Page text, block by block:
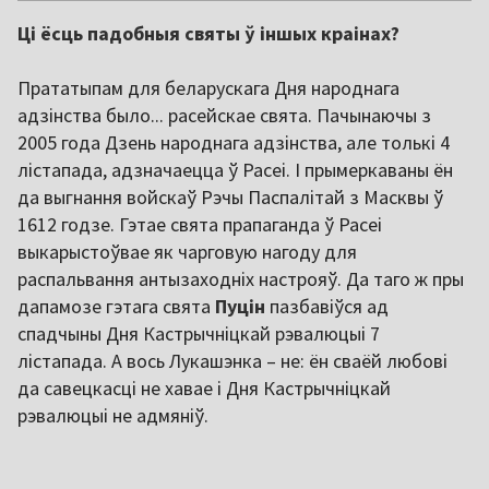
Ці ёсць падобныя святы ў іншых краінах?
Прататыпам для беларускага Дня народнага
адзінства было... расейскае свята. Пачынаючы з
2005 года Дзень народнага адзінства, але толькі 4
лістапада, адзначаецца ў Расеі. І прымеркаваны ён
да выгнання войскаў Рэчы Паспалітай з Масквы ў
1612 годзе. Гэтае свята прапаганда ў Расеі
выкарыстоўвае як чарговую нагоду для
распальвання антызаходніх настрояў. Да таго ж пры
дапамозе гэтага свята Пуцін пазбавіўся ад
спадчыны Дня Кастрычніцкай рэвалюцыі 7
лістапада. А вось Лукашэнка – не: ён сваёй любові
да савецкасці не хавае і Дня Кастрычніцкай
рэвалюцыі не адмяніў.